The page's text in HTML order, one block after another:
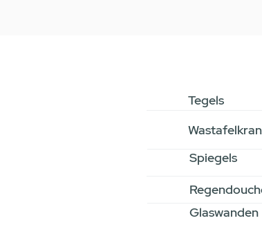
Tegels
Spiegels
Glaswanden